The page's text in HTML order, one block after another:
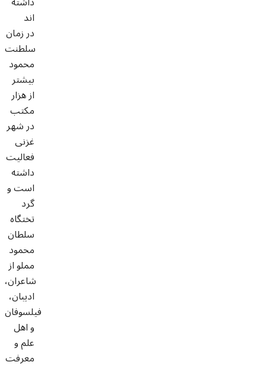
اند
در زمان
سلطنت
محمود
بیشتر
از هزار
مکتب
در شهر
غزنی
فعالیت
داشته
است و
گرد
تختگاه
سلطان
محمود
مملو از
شاعران،
ادیبان،
فیلسوفان
و اهل
علم و
معرفت